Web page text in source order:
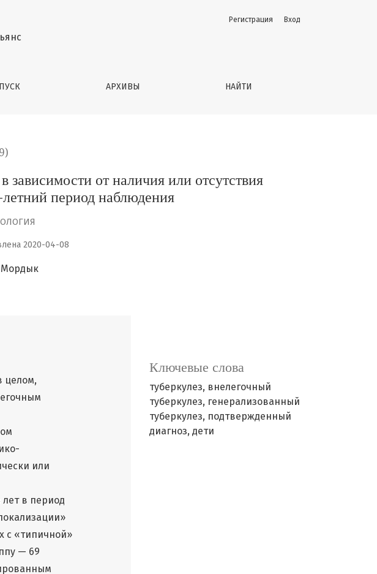
или отсутствия подтверждения диагноза у детей за 15-летний период
АРХИВЫ НАЙТИ
Регистрация Вход
зависимости от наличия или отсутствия
период наблюдения
2020-04-08
Мордык
Ключевые слова
туберкулез, внелегочный
туберкулез, генерализованный
туберкулез, подтвержденный
диагноз, дети
целом,
или
лет в период
с «типичной»
— 69